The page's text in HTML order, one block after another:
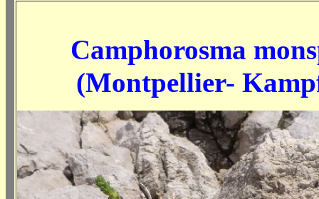
Camphorosma
(Montpellier-